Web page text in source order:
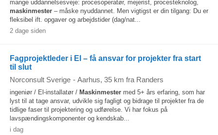
mange uddannelsesveje: procesoperatør, mejerist, procesteknolog,
maskinmester – måske nyuddannet. Men vigtigst er din tilgang: Du er
fleksibel ift. opgaver og arbejdstider (dag/nat...
2 dage siden
Fagprojektleder i El – få ansvar for projekter fra start
til slut
Norconsult Sverige - Aarhus, 35 km fra Randers
ingeniør / El-installatør / Maskinmester med 5+ års erfaring, som har
lyst til at tage ansvar, udvikle sig fagligt og bidrage til projekter fra de
tidlige faser til projektering og udførelse. Vi har fokus på
lavspændingskomponenter og kendskab...
i dag